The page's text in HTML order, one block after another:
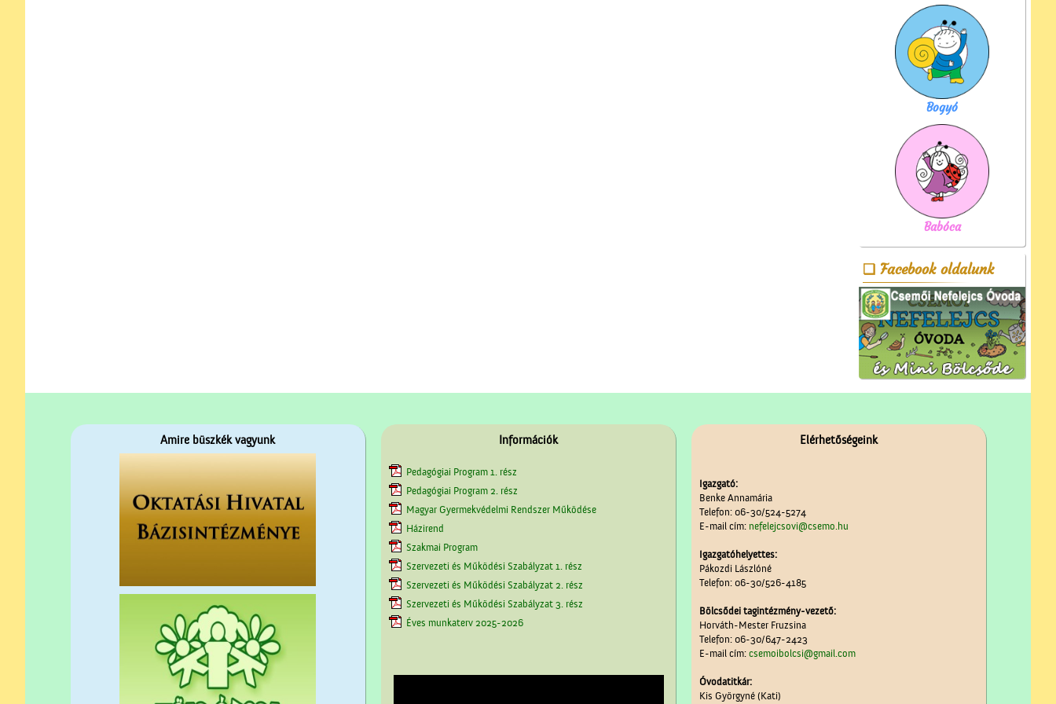
Bogyó
Babóca
Facebook oldalunk
Amire büszkék vagyunk Információk
Pedagógiai Program 1. rész
Pedagógiai Program 2. rész
Magyar Gyermekvédelmi Rendszer Működése
Házirend
Szakmai Program
Szervezeti és Működési Szabályzat 1. rész
Szervezeti és Működési Szabályzat 2. rész
Szervezeti és Működési Szabályzat 3. rész
Éves munkaterv 2025-2026
Elérhetőségeink
Igazgató:
Benke Annamária
Telefon: 06-30/524-5274
E-mail cím: nefelejcsovi@csemo.hu
Igazgatóhelyettes:
Pákozdi Lászlóné
Telefon: 06-30/526-4185
Bölcsődei tagintézmény-vezető:
Horváth-Mester Fruzsina
Telefon: 06-30/647-2423
E-mail cím: csemoibolcsi@gmail.com
Óvodatitkár:
Kis Györgyné (Kati)